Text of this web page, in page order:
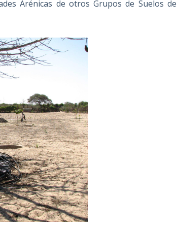
Arénicas de otros Grupos de Suelos de